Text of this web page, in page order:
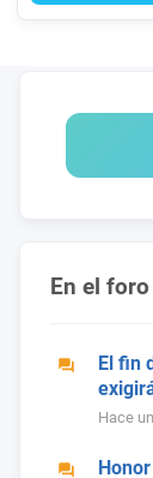
En el
El fin
Hace